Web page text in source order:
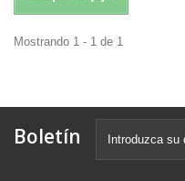
Mostrando 1 - 1 de 1
Boletín